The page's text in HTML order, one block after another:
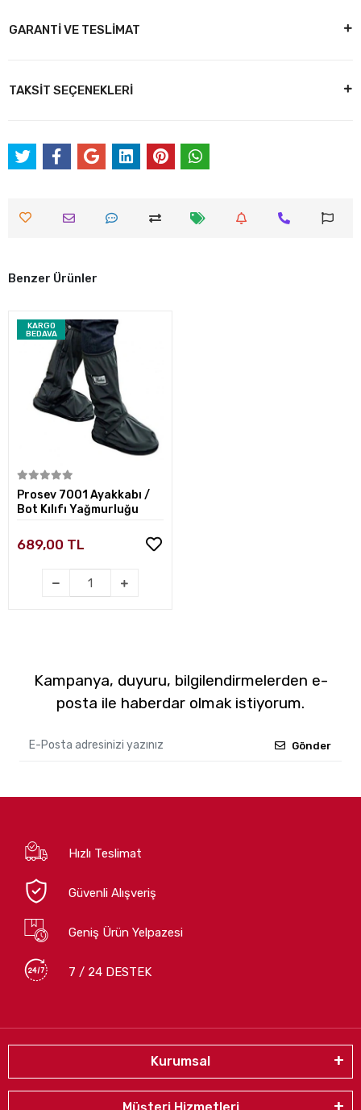
GARANTİ VE TESLİMAT
TAKSİT SEÇENEKLERİ
Benzer Ürünler
KARGO
BEDAVA
Sepete Ekle
Prosev 7001 Ayakkabı /
Bot Kılıfı Yağmurluğu
689,00 TL
Kampanya, duyuru, bilgilendirmelerden e-
posta ile haberdar olmak istiyorum.
Gönder
Hızlı Teslimat
Güvenli Alışveriş
Geniş Ürün Yelpazesi
7 / 24 DESTEK
Kurumsal